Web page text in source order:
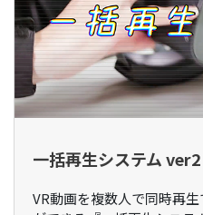
一括再生システム ver2
VR動画を複数人で同時再